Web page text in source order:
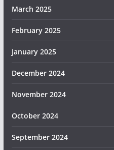
March 2025
February 2025
January 2025
December 2024
November 2024
October 2024
September 2024